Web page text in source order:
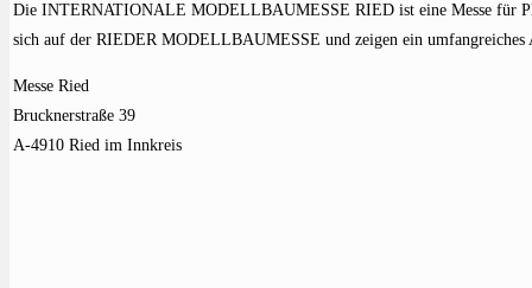
Die INTERNATIONALE MODELLBAUMESSE RIED ist eine Messe für
sich auf der RIEDER MODELLBAUMESSE und zeigen ein umfangreiches
Messe Ried
Brucknerstraße 39
A-4910 Ried im Innkreis